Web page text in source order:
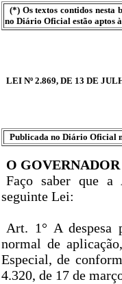
(*) Os textos contidos nesta
no Diário Oficial estão aptos
LEI Nº 2.869, DE 13 DE
Publicada no Diário Oficial
O
Faço saber que a
seguinte Lei:
Art. 1° A despesa
normal de
Especial, de
4.320, de 17 de